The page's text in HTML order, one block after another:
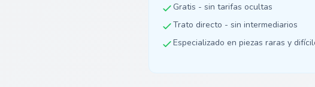
Gratis - sin tarifas ocultas
Trato directo - sin intermediarios
Especializado en piezas raras y